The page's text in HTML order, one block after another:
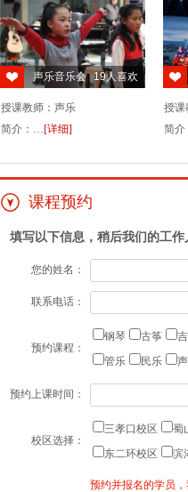
声乐音乐会 19人喜欢
授课教师：声乐
简介：…[详细]
授课
简
课程预约
填写以下信息，稍后我们的工
您的姓名：
联系电话：
预约课程：
钢琴 古筝
管乐
民乐
预约上课时间：
校区选择：
三孝口校区
蜀
东二环校区
滨
预约并报名的学员